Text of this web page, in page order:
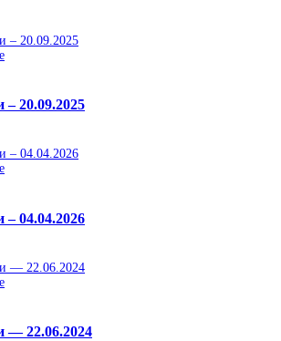
– 20.09.2025
– 04.04.2026
— 22.06.2024